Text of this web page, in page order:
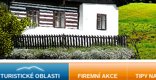
TURISTICKÉ OBLASTI FIREMNÍ AKCE TIPY